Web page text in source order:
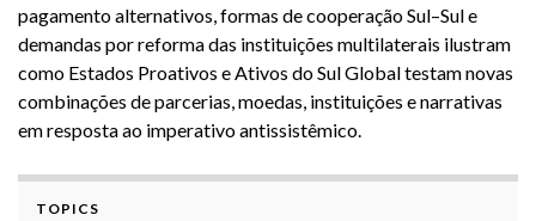
pagamento alternativos, formas de cooperação Sul–Sul e
demandas por reforma das instituições multilaterais ilustram
como Estados Proativos e Ativos do Sul Global testam novas
combinações de parcerias, moedas, instituições e narrativas
em resposta ao imperativo antissistêmico.
TOPICS